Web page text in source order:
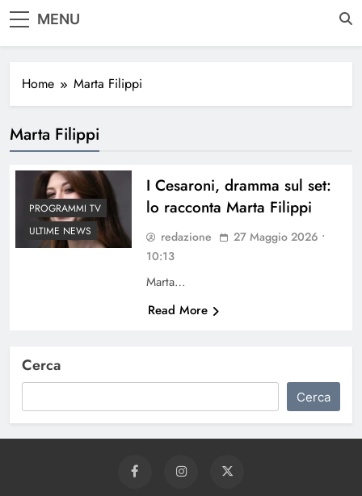
MENU
Home Marta Filippi
Marta Filippi
PROGRAMMI TV
ULTIME NEWS
I Cesaroni, dramma sul set:
lo racconta Marta Filippi
redazione
27 Maggio 2026 •
10:13
Marta…
Read More
Cerca
Cerca